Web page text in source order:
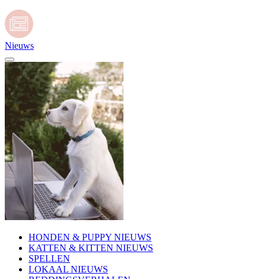
Nieuws
HONDEN & PUPPY NIEUWS
KATTEN & KITTEN NIEUWS
SPELLEN
LOKAAL NIEUWS